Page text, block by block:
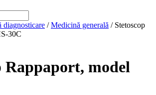
diagnosticare /Medicină generală / Stetoscop
30C
Rappaport, model